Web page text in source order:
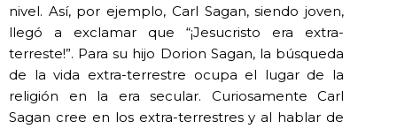
nivel. Así, por ejemplo, Carl Sagan, siendo joven,
llegó a exclamar que “¡Jesucristo era extra-
terreste!”. Para su hijo Dorion Sagan, la búsqueda
de la vida extra-terrestre ocupa el lugar de la
religión en la era secular. Curiosamente Carl
Sagan cree en los extra-terrestres y al hablar de